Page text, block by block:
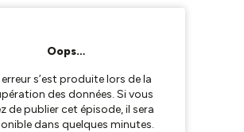
Oops…
erreur s’est produite lors de la
des données. Si vous
de publier cet épisode, il sera
dans quelques minutes.